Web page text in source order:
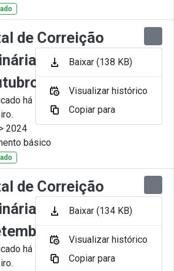
de Correição
nº 010-2024
há 11 Meses por Juliana
2024
básico
de Correição
nº 009-2024
há 11 Meses por Juliana
Baixar (138 KB)
Visualizar histórico
Copiar para
Baixar (134 KB)
Visualizar histórico
Copiar para